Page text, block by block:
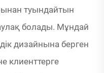
туындайтын
болады. Мұндай
дизайнына берген
клиенттерге